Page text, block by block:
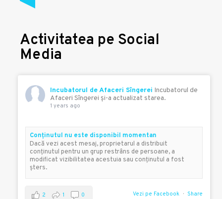
Activitatea pe Social
Media
Incubatorul de Afaceri Sîngerei Incubatorul de
Afaceri Sîngerei şi-a actualizat starea.
1 years ago
Conţinutul nu este disponibil momentan
Dacă vezi acest mesaj, proprietarul a distribuit
conţinutul pentru un grup restrâns de persoane, a
modificat vizibilitatea acestuia sau conţinutul a fost
şters.
Vezi pe Facebook Share
2 1 0